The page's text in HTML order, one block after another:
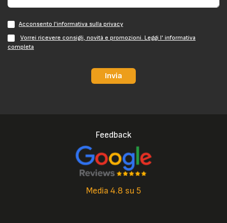
Acconsento l'informativa sulla privacy
Vorrei ricevere consigli, novità e promozioni. Leggi l' informativa
completa
Invia
Feedback
Media 4.8 su 5